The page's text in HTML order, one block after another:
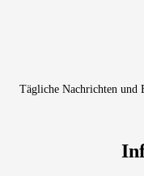
Tägliche Nachrichten und